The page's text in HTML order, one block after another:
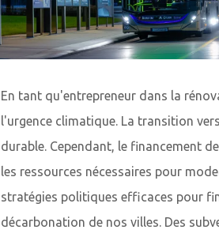
En tant qu'entrepreneur dans la
l'urgence climatique. La transition
durable. Cependant, le financement
les ressources nécessaires pour
stratégies politiques efficaces pour
décarbonation de nos villes. Des